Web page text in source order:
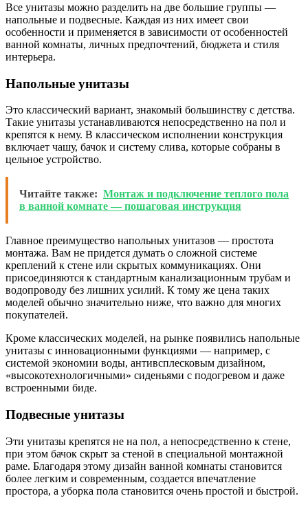
Все унитазы можно разделить на две большие группы —
напольные и подвесные. Каждая из них имеет свои
особенности и применяется в зависимости от особенностей
ванной комнаты, личных предпочтений, бюджета и стиля
интерьера.
Напольные унитазы
Это классический вариант, знакомый большинству с детства.
Такие унитазы устанавливаются непосредственно на пол и
крепятся к нему. В классическом исполнении конструкция
включает чашу, бачок и систему слива, которые собраны в
цельное устройство.
Читайте также: Монтаж и подключение теплого пола
в ванной комнате — пошаговая инструкция
Главное преимущество напольных унитазов — простота
монтажа. Вам не придется думать о сложной системе
креплений к стене или скрытых коммуникациях. Они
присоединяются к стандартным канализационным трубам и
водопроводу без лишних усилий. К тому же цена таких
моделей обычно значительно ниже, что важно для многих
покупателей.
Кроме классических моделей, на рынке появились напольные
унитазы с инновационными функциями — например, с
системой экономии воды, антивсплесковым дизайном,
«высокотехнологичными» сиденьями с подогревом и даже
встроенными биде.
Подвесные унитазы
Эти унитазы крепятся не на пол, а непосредственно к стене,
при этом бачок скрыт за стеной в специальной монтажной
раме. Благодаря этому дизайн ванной комнаты становится
более легким и современным, создается впечатление
простора, а уборка пола становится очень простой и быстрой.